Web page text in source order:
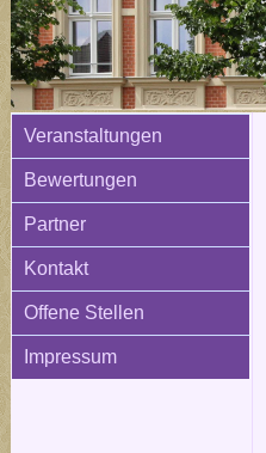
Veranstaltungen
Bewertungen
Partner
Kontakt
Offene Stellen
Impressum